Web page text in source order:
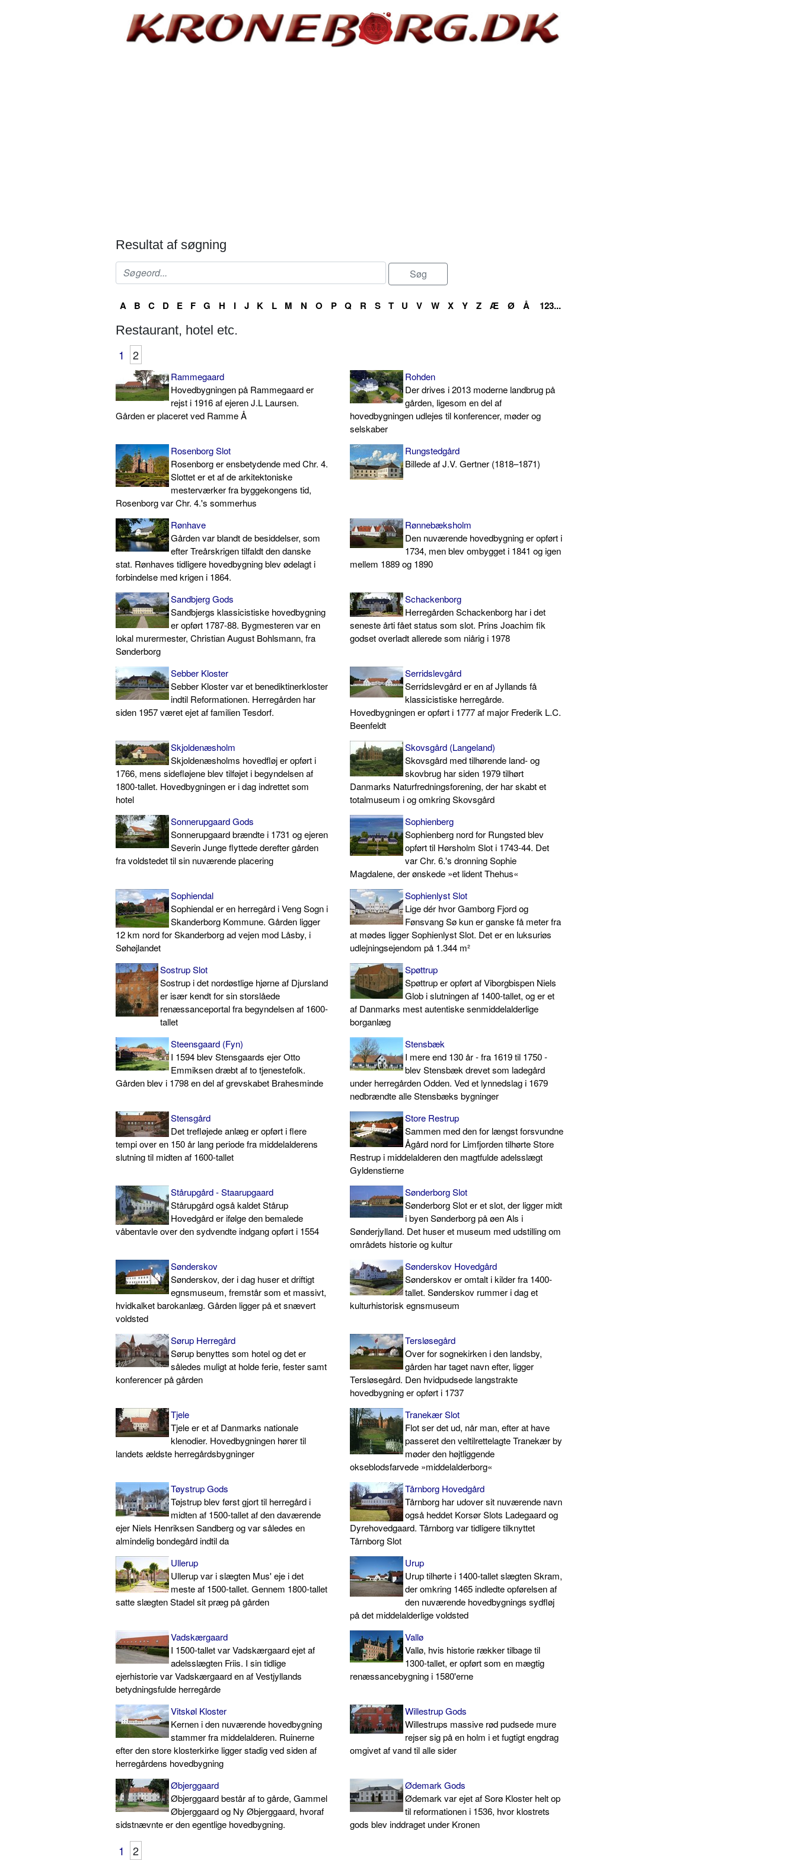
Resultat af søgning
A B C D E F G H I J K L M N O P Q R S T U V W X Y Z Æ Ø Å 123...
Restaurant, hotel etc.
1 2
Rammegaard
Hovedbygningen på Rammegaard er
rejst i 1916 af ejeren J.L Laursen.
Gården er placeret ved Ramme Å
Rohden
Der drives i 2013 moderne landbrug på
gården, ligesom en del af
hovedbygningen udlejes til konferencer, møder og
selskaber
Rosenborg Slot
Rosenborg er ensbetydende med Chr. 4.
Slottet er et af de arkitektoniske
mesterværker fra byggekongens tid,
Rosenborg var Chr. 4.'s sommerhus
Rungstedgård
Billede af J.V. Gertner (1818–1871)
Rønhave
Gården var blandt de besiddelser, som
efter Treårskrigen tilfaldt den danske
stat. Rønhaves tidligere hovedbygning blev ødelagt i
forbindelse med krigen i 1864.
Rønnebæksholm
Den nuværende hovedbygning er opført i
1734, men blev ombygget i 1841 og igen
mellem 1889 og 1890
Sandbjerg Gods
Sandbjergs klassicistiske hovedbygning
er opført 1787-88. Bygmesteren var en
lokal murermester, Christian August Bohlsmann, fra
Sønderborg
Schackenborg
Herregården Schackenborg har i det
seneste årti fået status som slot. Prins Joachim fik
godset overladt allerede som niårig i 1978
Sebber Kloster
Sebber Kloster var et benediktinerkloster
indtil Reformationen. Herregården har
siden 1957 været ejet af familien Tesdorf.
Serridslevgård
Serridslevgård er en af Jyllands få
klassicistiske herregårde.
Hovedbygningen er opført i 1777 af major Frederik L.C.
Beenfeldt
Skjoldenæsholm
Skjoldenæsholms hovedfløj er opført i
1766, mens sidefløjene blev tilføjet i begyndelsen af
1800-tallet. Hovedbygningen er i dag indrettet som
hotel
Skovsgård (Langeland)
Skovsgård med tilhørende land- og
skovbrug har siden 1979 tilhørt
Danmarks Naturfredningsforening, der har skabt et
totalmuseum i og omkring Skovsgård
Sonnerupgaard Gods
Sonnerupgaard brændte i 1731 og ejeren
Severin Junge flyttede derefter gården
fra voldstedet til sin nuværende placering
Sophienberg
Sophienberg nord for Rungsted blev
opført til Hørsholm Slot i 1743-44. Det
var Chr. 6.'s dronning Sophie
Magdalene, der ønskede »et lident Thehus«
Sophiendal
Sophiendal er en herregård i Veng Sogn i
Skanderborg Kommune. Gården ligger
12 km nord for Skanderborg ad vejen mod Låsby, i
Søhøjlandet
Sophienlyst Slot
Lige dér hvor Gamborg Fjord og
Fønsvang Sø kun er ganske få meter fra
at mødes ligger Sophienlyst Slot. Det er en luksuriøs
udlejningsejendom på 1.344 m²
Sostrup Slot
Sostrup i det nordøstlige hjørne af Djursland
er især kendt for sin storslåede
renæssanceportal fra begyndelsen af 1600-
tallet
Spøttrup
Spøttrup er opført af Viborgbispen Niels
Glob i slutningen af 1400-tallet, og er et
af Danmarks mest autentiske senmiddelalderlige
borganlæg
Steensgaard (Fyn)
I 1594 blev Stensgaards ejer Otto
Emmiksen dræbt af to tjenestefolk.
Gården blev i 1798 en del af grevskabet Brahesminde
Stensbæk
I mere end 130 år - fra 1619 til 1750 -
blev Stensbæk drevet som ladegård
under herregården Odden. Ved et lynnedslag i 1679
nedbrændte alle Stensbæks bygninger
Stensgård
Det trefløjede anlæg er opført i flere
tempi over en 150 år lang periode fra middelalderens
slutning til midten af 1600-tallet
Store Restrup
Sammen med den for længst forsvundne
Ågård nord for Limfjorden tilhørte Store
Restrup i middelalderen den magtfulde adelsslægt
Gyldenstierne
Stårupgård - Staarupgaard
Stårupgård også kaldet Stårup
Hovedgård er ifølge den bemalede
våbentavle over den sydvendte indgang opført i 1554
Sønderborg Slot
Sønderborg Slot er et slot, der ligger midt
i byen Sønderborg på øen Als i
Sønderjylland. Det huser et museum med udstilling om
områdets historie og kultur
Sønderskov
Sønderskov, der i dag huser et driftigt
egnsmuseum, fremstår som et massivt,
hvidkalket barokanlæg. Gården ligger på et snævert
voldsted
Sønderskov Hovedgård
Sønderskov er omtalt i kilder fra 1400-
tallet. Sønderskov rummer i dag et
kulturhistorisk egnsmuseum
Sørup Herregård
Sørup benyttes som hotel og det er
således muligt at holde ferie, fester samt
konferencer på gården
Tersløsegård
Over for sognekirken i den landsby,
gården har taget navn efter, ligger
Tersløsegård. Den hvidpudsede langstrakte
hovedbygning er opført i 1737
Tjele
Tjele er et af Danmarks nationale
klenodier. Hovedbygningen hører til
landets ældste herregårdsbygninger
Tranekær Slot
Flot ser det ud, når man, efter at have
passeret den veltilrettelagte Tranekær by
møder den højtliggende
okseblodsfarvede »middelalderborg«
Tøystrup Gods
Tøjstrup blev først gjort til herregård i
midten af 1500-tallet af den daværende
ejer Niels Henriksen Sandberg og var således en
almindelig bondegård indtil da
Tårnborg Hovedgård
Tårnborg har udover sit nuværende navn
også heddet Korsør Slots Ladegaard og
Dyrehovedgaard. Tårnborg var tidligere tilknyttet
Tårnborg Slot
Ullerup
Ullerup var i slægten Mus' eje i det
meste af 1500-tallet. Gennem 1800-tallet
satte slægten Stadel sit præg på gården
Urup
Urup tilhørte i 1400-tallet slægten Skram,
der omkring 1465 indledte opførelsen af
den nuværende hovedbygnings sydfløj
på det middelalderlige voldsted
Vadskærgaard
I 1500-tallet var Vadskærgaard ejet af
adelsslægten Friis. I sin tidlige
ejerhistorie var Vadskærgaard en af Vestjyllands
betydningsfulde herregårde
Vallø
Vallø, hvis historie rækker tilbage til
1300-tallet, er opført som en mægtig
renæssancebygning i 1580'erne
Vitskøl Kloster
Kernen i den nuværende hovedbygning
stammer fra middelalderen. Ruinerne
efter den store klosterkirke ligger stadig ved siden af
herregårdens hovedbygning
Willestrup Gods
Willestrups massive rød pudsede mure
rejser sig på en holm i et fugtigt engdrag
omgivet af vand til alle sider
Øbjerggaard
Øbjerggaard består af to gårde, Gammel
Øbjerggaard og Ny Øbjerggaard, hvoraf
sidstnævnte er den egentlige hovedbygning.
Ødemark Gods
Ødemark var ejet af Sorø Kloster helt op
til reformationen i 1536, hvor klostrets
gods blev inddraget under Kronen
1 2